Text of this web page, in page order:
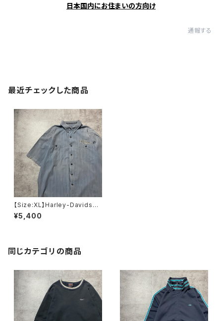
日本国内にお住まいの方向け
通報する
最近チェックした商品
【Size:XL】Harley-Davidson
ハーレーダビッドソン 刺繍両
面ロゴ ダブルポケット ストラ
¥5,400
同じカテゴリの商品